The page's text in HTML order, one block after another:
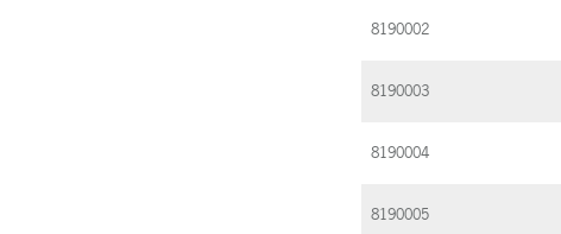
8190002
8190003
8190004
8190005